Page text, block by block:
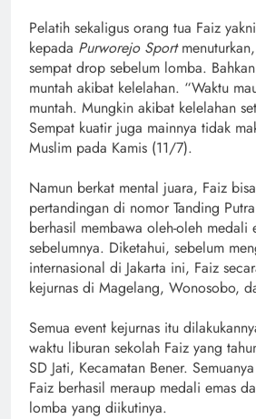
Pelatih sekaligus orang tua Faiz
kepada Purworejo Sport
sempat drop sebelum lomba.
muntah akibat kelelahan. “Waktu
muntah. Mungkin akibat kelelahan
Sempat kuatir juga mainnya tidak
Muslim pada Kamis (11/7).
Namun berkat mental juara, Faiz
pertandingan di nomor Tanding
berhasil membawa oleh-oleh medali
sebelumnya. Diketahui, sebelum
internasional di Jakarta ini, Faiz
kejurnas di Magelang, Wonosobo,
Semua event kejurnas itu
waktu liburan sekolah Faiz yang
SD Jati, Kecamatan Bener.
Faiz berhasil meraup medali emas
lomba yang diikutinya.